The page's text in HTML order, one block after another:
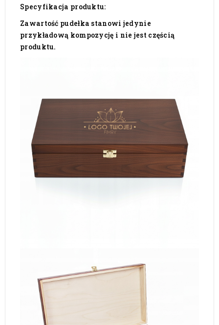
Specyfikacja produktu:
Zawartość pudełka stanowi jedynie
przykładową kompozycję i nie jest częścią
produktu.